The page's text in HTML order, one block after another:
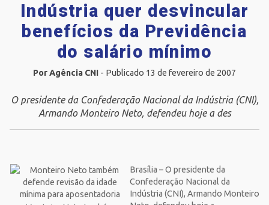
Indústria quer desvincular
benefícios da Previdência
do salário mínimo
Por Agência CNI - Publicado 13 de fevereiro de 2007
O presidente da Confederação Nacional da Indústria (CNI),
Armando Monteiro Neto, defendeu hoje a des
Brasília – O presidente da
Confederação Nacional da
Indústria (CNI), Armando Monteiro